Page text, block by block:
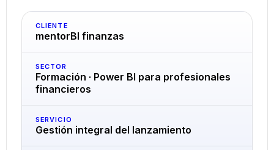
CLIENTE
mentorBI finanzas
SECTOR
Formación · Power BI para profesionales
financieros
SERVICIO
Gestión integral del lanzamiento